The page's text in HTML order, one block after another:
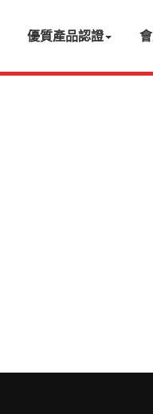
優質產品認證